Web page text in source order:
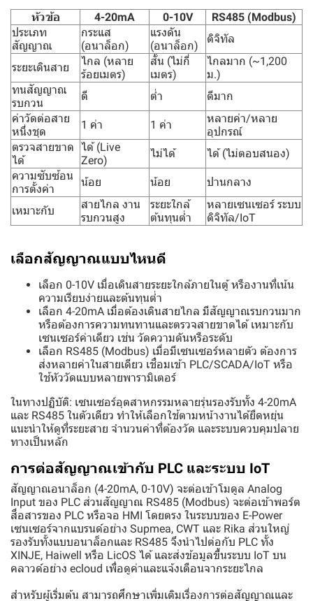
หัวข้อ 4-20mA 0-10V
RS485 (Modbus)
ประเภท
สัญญาณ
กระแส
(อนาล็อก)
แรงดัน
(อนาล็อก)
ดิจิทัล
ระยะเดินสาย
ไกล (หลาย
ร้อยเมตร)
สั้น (ไม่กี่
เมตร)
ไกลมาก (~1,200
ม.)
ทนสัญญาณ
รบกวน
ดี ต่ำ
ดีมาก
ค่าวัดต่อสาย
หนึ่งชุด
1 ค่า 1 ค่า
หลายค่า/หลาย
อุปกรณ์
ตรวจสายขาด
ได้
ได้ (Live
Zero)
ไม่ได้
ได้ (ไม่ตอบสนอง)
ความซับซ้อน
การตั้งค่า
น้อย น้อย ปานกลาง
เหมาะกับ
สายไกล งาน
รบกวนสูง
ระยะใกล้
ต้นทุนต่ำ
หลายเซนเซอร์ ระบบ
ดิจิทัล/IoT
เลือกสัญญาณแบบไหนดี
เลือก 0-10V เมื่อเดินสายระยะใกล้ภายในตู้ หรืองานที่เน้น
ความเรียบง่ายและต้นทุนต่ำ
เลือก 4-20mA เมื่อต้องเดินสายไกล มีสัญญาณรบกวนมาก
หรือต้องการความทนทานและตรวจสายขาดได้ เหมาะกับ
เซนเซอร์ค่าเดียว เช่น วัดความดันหรือระดับ
เลือก RS485 (Modbus) เมื่อมีเซนเซอร์หลายตัว ต้องการ
ส่งหลายค่าในสายเดียว เชื่อมเข้า PLC/SCADA/IoT หรือ
ใช้หัววัดแบบหลายพารามิเตอร์
ในทางปฏิบัติ: เซนเซอร์อุตสาหกรรมหลายรุ่นรองรับทั้ง 4-20mA
และ RS485 ในตัวเดียว ทำให้เลือกใช้ตามหน้างานได้ยืดหยุ่น
แนะนำให้ดูที่ระยะสาย จำนวนค่าที่ต้องวัด และระบบควบคุมปลาย
ทางเป็นหลัก
การต่อสัญญาณเข้ากับ PLC และระบบ IoT
สัญญาณอนาล็อก (4-20mA, 0-10V) จะต่อเข้าโมดูล Analog
Input ของ PLC ส่วนสัญญาณ RS485 (Modbus) จะต่อเข้าพอร์ต
สื่อสารของ PLC หรือจอ HMI โดยตรง ในระบบของ E-Power
เซนเซอร์จากแบรนด์อย่าง Supmea, CWT และ Rika ส่วนใหญ่
รองรับทั้งแบบอนาล็อกและ RS485 จึงนำไปต่อกับ PLC ทั้ง
XINJE, Haiwell หรือ LicOS ได้ และส่งข้อมูลขึ้นระบบ IoT บน
คลาวด์อย่าง ecloud เพื่อดูค่าและแจ้งเตือนจากระยะไกล
สำหรับผู้เริ่มต้น สามารถศึกษาเพิ่มเติมเรื่องการต่อสัญญาณและ